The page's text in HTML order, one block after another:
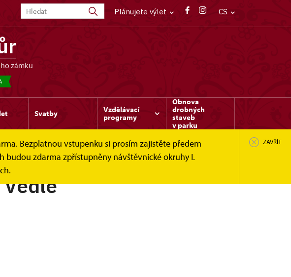
Plánujete výlet CS
zámku
Svatby
Vzdělávací
programy
Obnova
drobných
staveb
v parku
Bezplatnou vstupenku si prosím zajistěte předem
zdarma zpřístupněny návštěvnické okruhy I.
ZAVŘÍT